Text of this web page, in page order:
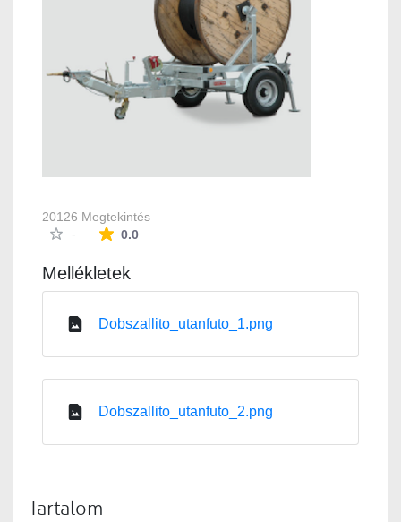
20126 Megtekintés
-
0.0Az átlagos minősítés 0 csillag a lehetséges 5-
Mellékletek
Dobszallito_utanfuto_1.png
Dobszallito_utanfuto_2.png
Tartalom